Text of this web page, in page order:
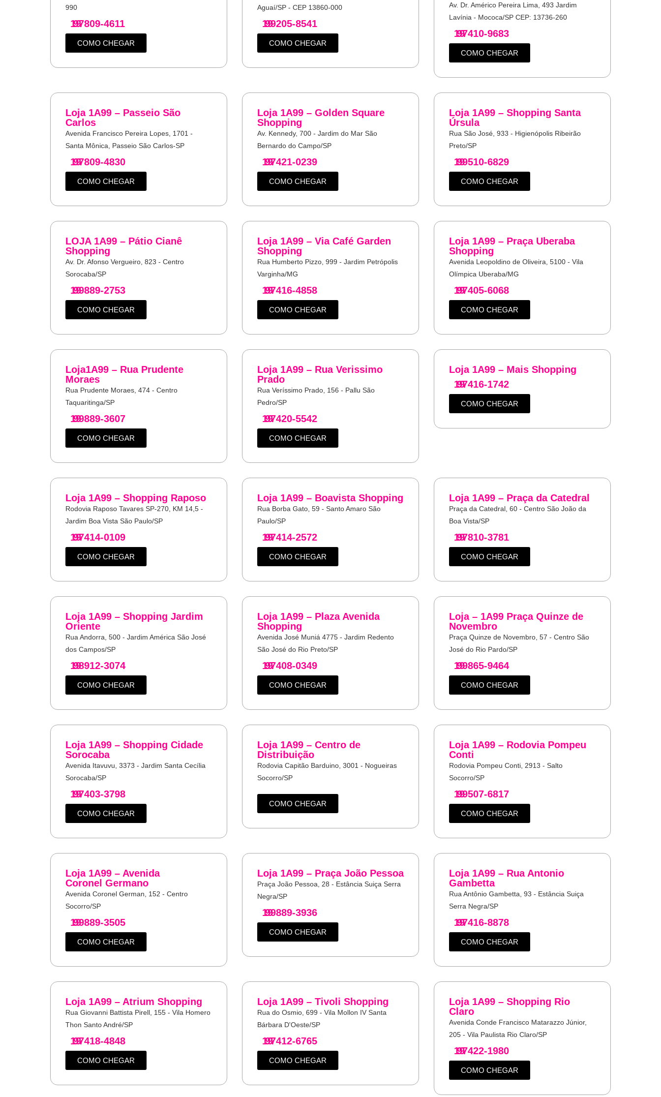
990
19
97809-4611
COMO CHEGAR
Aguaí/SP - CEP 13860-000
19
99205-8541
COMO CHEGAR
Av. Dr. Américo Pereira Lima, 493 Jardim
Lavínia - Mococa/SP CEP: 13736-260
19
97410-9683
COMO CHEGAR
Loja 1A99 – Passeio São
Carlos
Avenida Francisco Pereira Lopes, 1701 -
Santa Mônica, Passeio São Carlos-SP
19
97809-4830
COMO CHEGAR
Loja 1A99 – Golden Square
Shopping
Av. Kennedy, 700 - Jardim do Mar São
Bernardo do Campo/SP
19
97421-0239
COMO CHEGAR
Loja 1A99 – Shopping Santa
Úrsula
Rua São José, 933 - Higienópolis Ribeirão
Preto/SP
19
99510-6829
COMO CHEGAR
LOJA 1A99 – Pátio Cianê
Shopping
Av. Dr. Afonso Vergueiro, 823 - Centro
Sorocaba/SP
19
99889-2753
COMO CHEGAR
Loja 1A99 – Via Café Garden
Shopping
Rua Humberto Pizzo, 999 - Jardim Petrópolis
Varginha/MG
19
97416-4858
COMO CHEGAR
Loja 1A99 – Praça Uberaba
Shopping
Avenida Leopoldino de Oliveira, 5100 - Vila
Olímpica Uberaba/MG
19
97405-6068
COMO CHEGAR
Loja1A99 – Rua Prudente
Moraes
Rua Prudente Moraes, 474 - Centro
Taquaritinga/SP
19
99889-3607
COMO CHEGAR
Loja 1A99 – Rua Verissimo
Prado
Rua Veríssimo Prado, 156 - Pallu São
Pedro/SP
19
97420-5542
COMO CHEGAR
Loja 1A99 – Mais Shopping
19
97416-1742
COMO CHEGAR
Loja 1A99 – Shopping Raposo
Rodovia Raposo Tavares SP-270, KM 14,5 -
Jardim Boa Vista São Paulo/SP
19
97414-0109
COMO CHEGAR
Loja 1A99 – Boavista Shopping
Rua Borba Gato, 59 - Santo Amaro São
Paulo/SP
19
97414-2572
COMO CHEGAR
Loja 1A99 – Praça da Catedral
Praça da Catedral, 60 - Centro São João da
Boa Vista/SP
19
97810-3781
COMO CHEGAR
Loja 1A99 – Shopping Jardim
Oriente
Rua Andorra, 500 - Jardim América São José
dos Campos/SP
19
98912-3074
COMO CHEGAR
Loja 1A99 – Plaza Avenida
Shopping
Avenida José Muniá 4775 - Jardim Redento
São José do Rio Preto/SP
19
97408-0349
COMO CHEGAR
Loja – 1A99 Praça Quinze de
Novembro
Praça Quinze de Novembro, 57 - Centro São
José do Rio Pardo/SP
19
99865-9464
COMO CHEGAR
Loja 1A99 – Shopping Cidade
Sorocaba
Avenida Itavuvu, 3373 - Jardim Santa Cecília
Sorocaba/SP
19
97403-3798
COMO CHEGAR
Loja 1A99 – Centro de
Distribuição
Rodovia Capitão Barduino, 3001 - Nogueiras
Socorro/SP
COMO CHEGAR
Loja 1A99 – Rodovia Pompeu
Conti
Rodovia Pompeu Conti, 2913 - Salto
Socorro/SP
19
99507-6817
COMO CHEGAR
Loja 1A99 – Avenida
Coronel Germano
Avenida Coronel German, 152 - Centro
Socorro/SP
19
99889-3505
COMO CHEGAR
Loja 1A99 – Praça João Pessoa
Praça João Pessoa, 28 - Estância Suiça Serra
Negra/SP
19
99889-3936
COMO CHEGAR
Loja 1A99 – Rua Antonio
Gambetta
Rua Antônio Gambetta, 93 - Estância Suiça
Serra Negra/SP
19
97416-8878
COMO CHEGAR
Loja 1A99 – Atrium Shopping
Rua Giovanni Battista Pirell, 155 - Vila Homero
Thon Santo André/SP
19
97418-4848
COMO CHEGAR
Loja 1A99 – Tivoli Shopping
Rua do Osmio, 699 - Vila Mollon IV Santa
Bárbara D'Oeste/SP
19
97412-6765
COMO CHEGAR
Loja 1A99 – Shopping Rio
Claro
Avenida Conde Francisco Matarazzo Júnior,
205 - Vila Paulista Rio Claro/SP
19
97422-1980
COMO CHEGAR